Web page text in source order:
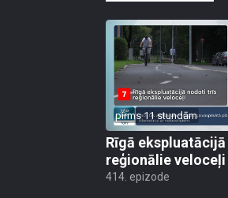
pirms 11 stundām
Rīgā
reģionālie veloceļi
414. epizode